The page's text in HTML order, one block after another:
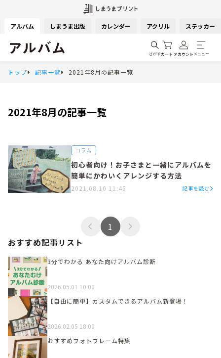
アルバム しまうま出版 カレンダー アクリル ステッカー
さがすカート アカウント メニュー
トップ 記事一覧 2021年8月の記事一覧
2021年8月の記事一覧
コラム
初心者向け！お子さまと一緒にアルバムを
簡単にかわいくアレンジする方法
2021.08.10 11:45 記事を読む
1
おすすめ記事リスト
3分でわかる あなた向けアルバム診断
2026.05.01 10:00
【自由に簡単】カスタムできるアルバム新登場！
2026.02.05 18:00
おすすめフォトフレーム特集